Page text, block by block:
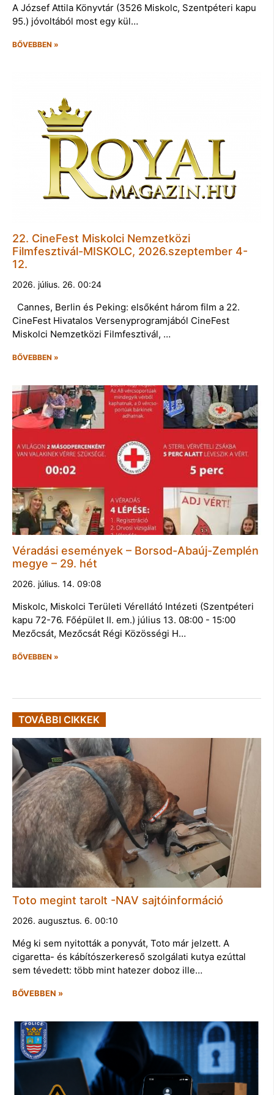
A József Attila Könyvtár (3526 Miskolc, Szentpéteri kapu
95.) jóvoltából most egy kül…
BŐVEBBEN »
22. CineFest Miskolci Nemzetközi
Filmfesztivál-MISKOLC, 2026.szeptember 4-
12.
2026. július. 26. 00:24
Cannes, Berlin és Peking: elsőként három film a 22.
CineFest Hivatalos Versenyprogramjából CineFest
Miskolci Nemzetközi Filmfesztivál, …
BŐVEBBEN »
Véradási események – Borsod-Abaúj-Zemplén
megye – 29. hét
2026. július. 14. 09:08
Miskolc, Miskolci Területi Vérellátó Intézeti (Szentpéteri
kapu 72-76. Főépület II. em.) július 13. 08:00 - 15:00
Mezőcsát, Mezőcsát Régi Közösségi H…
BŐVEBBEN »
TOVÁBBI CIKKEK
Toto megint tarolt -NAV sajtóinformáció
2026. augusztus. 6. 00:10
Még ki sem nyitották a ponyvát, Toto már jelzett. A
cigaretta- és kábítószerkereső szolgálati kutya ezúttal
sem tévedett: több mint hatezer doboz ille…
BŐVEBBEN »